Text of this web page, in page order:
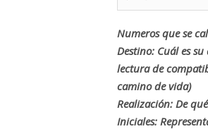
Numeros que se
Destino: Cuál es
lectura de
camino de vida)
Realización: De
Iniciales: